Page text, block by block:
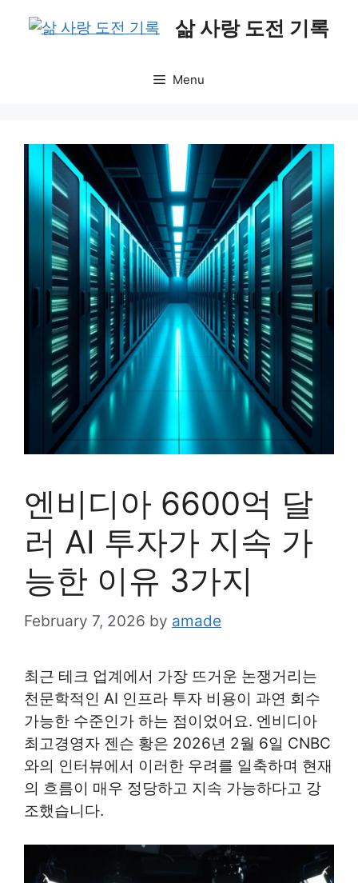
삶 사랑 도전 기록
Menu
엔비디아 6600억 달
러 AI 투자가 지속 가
능한 이유 3가지
February 7, 2026 by amade
최근 테크 업계에서 가장 뜨거운 논쟁거리는
천문학적인 AI 인프라 투자 비용이 과연 회수
가능한 수준인가 하는 점이었어요. 엔비디아
최고경영자 젠슨 황은 2026년 2월 6일 CNBC
와의 인터뷰에서 이러한 우려를 일축하며 현재
의 흐름이 매우 정당하고 지속 가능하다고 강
조했습니다.